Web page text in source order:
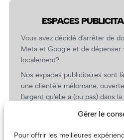
Gérer le
Pour offrir les meilleures
ESPACES
Vous avez décidé d’arrêter de
Meta et Google et de dépenser
localement?
Nos espaces publicitaires sont
une clientèle mélomane,
l’argent qu’elle a (ou pas) dans
revient.